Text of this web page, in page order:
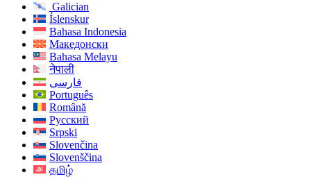
Galician
Íslenskur
Bahasa Indonesia
Македонски
Bahasa Melayu
नेपाली
فارسی
Português
Română
Русский
Srpski
Slovenčina
Slovenščina
தமிழ்